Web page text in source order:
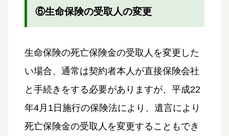
⑥生命保険の受取人の変更
生命保険の死亡保険金の受取人を変更した
い場合、通常は契約者本人が直接保険会社
と手続きをする必要がありますが、平成22
年4月1日施行の保険法により、遺言により
死亡保険金の受取人を変更することもでき